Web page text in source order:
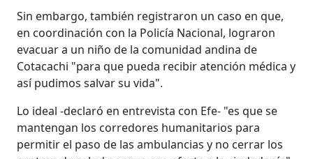
Sin embargo, también registraron un caso en que,
en coordinación con la Policía Nacional, lograron
evacuar a un niño de la comunidad andina de
Cotacachi "para que pueda recibir atención médica y
así pudimos salvar su vida".
Lo ideal -declaró en entrevista con Efe- "es que se
mantengan los corredores humanitarios para
permitir el paso de las ambulancias y no cerrar los